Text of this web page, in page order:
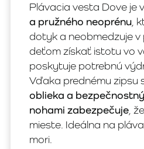
Plávacia vesta Dove je
a pružného neoprénu ,
dotyk a neobmedzuje
deťom získať istotu vo
poskytuje potrebnú
Vďaka prednému zipsu
oblieka a
nohami zabezpečuje ,
mieste. Ideálna na
mori.